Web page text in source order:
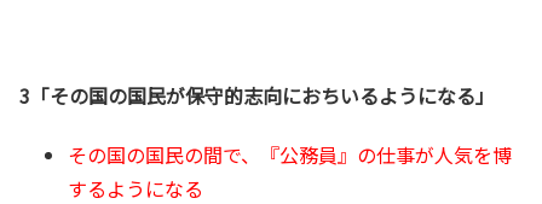
3「その国の国民が保守的志向におちいるようになる」
その国の国民の間で、『公務員』の仕事が人気を博
するようになる